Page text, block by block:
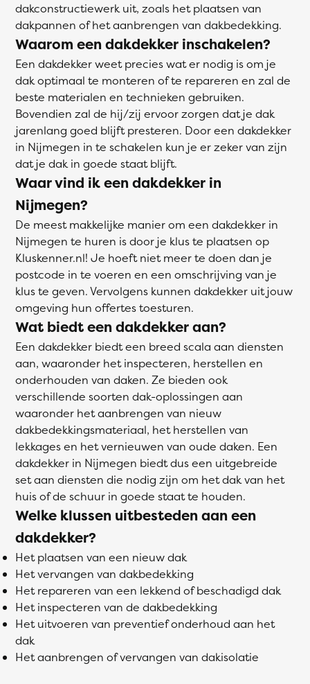
dakconstructiewerk uit, zoals het plaatsen van
dakpannen of het aanbrengen van dakbedekking.
Waarom een dakdekker inschakelen?
Een dakdekker weet precies wat er nodig is om je
dak optimaal te monteren of te repareren en zal de
beste materialen en technieken gebruiken.
Bovendien zal de hij/zij ervoor zorgen dat je dak
jarenlang goed blijft presteren. Door een dakdekker
in Nijmegen in te schakelen kun je er zeker van zijn
dat je dak in goede staat blijft.
Waar vind ik een dakdekker in
Nijmegen?
De meest makkelijke manier om een dakdekker in
Nijmegen te huren is door je klus te plaatsen op
Kluskenner.nl! Je hoeft niet meer te doen dan je
postcode in te voeren en een omschrijving van je
klus te geven. Vervolgens kunnen dakdekker uit jouw
omgeving hun offertes toesturen.
Wat biedt een dakdekker aan?
Een dakdekker biedt een breed scala aan diensten
aan, waaronder het inspecteren, herstellen en
onderhouden van daken. Ze bieden ook
verschillende soorten dak-oplossingen aan
waaronder het aanbrengen van nieuw
dakbedekkingsmateriaal, het herstellen van
lekkages en het vernieuwen van oude daken. Een
dakdekker in Nijmegen biedt dus een uitgebreide
set aan diensten die nodig zijn om het dak van het
huis of de schuur in goede staat te houden.
Welke klussen uitbesteden aan een
dakdekker?
Het plaatsen van een nieuw dak
Het vervangen van dakbedekking
Het repareren van een lekkend of beschadigd dak
Het inspecteren van de dakbedekking
Het uitvoeren van preventief onderhoud aan het
dak
Het aanbrengen of vervangen van dakisolatie